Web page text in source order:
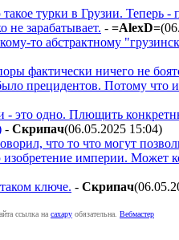
турки в Грузии. Теперь -
не зарабатывает. - =AlexD=
то абстрактному
фактически ничего не
прецидентов. Потому что
это одно. Плющить
- Cкpипaч(06.05.2025 15:04)
что то что могут
империи. Может
ключе. - Cкpипaч
ссылка на caxapу обязательна. Вебмастер